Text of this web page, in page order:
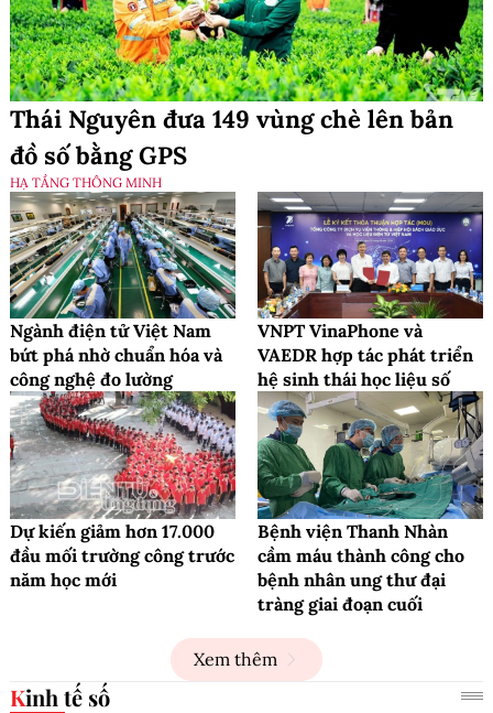
Thái Nguyên đưa 149 vùng chè lên bản
đồ số bằng GPS
HẠ TẦNG THÔNG MINH
Ngành điện tử Việt Nam
bứt phá nhờ chuẩn hóa và
công nghệ đo lường
VNPT VinaPhone và
VAEDR hợp tác phát triển
hệ sinh thái học liệu số
Dự kiến giảm hơn 17.000
đầu mối trường công trước
năm học mới
Bệnh viện Thanh Nhàn
cầm máu thành công cho
bệnh nhân ung thư đại
tràng giai đoạn cuối
Xem thêm
Kinh tế số